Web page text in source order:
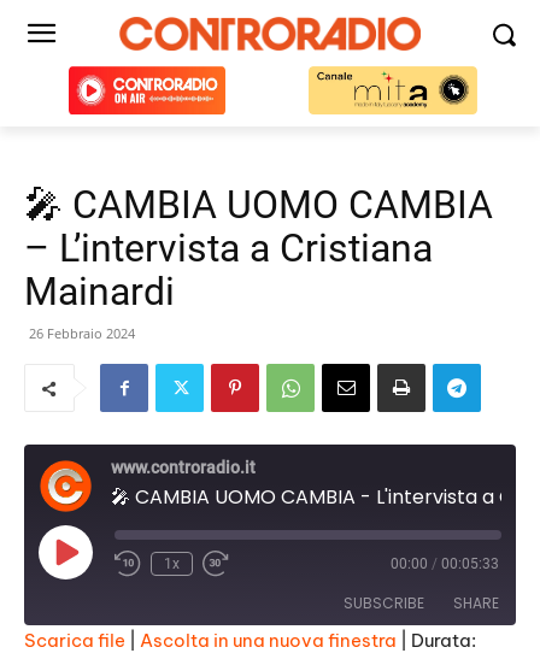
🎤 CAMBIA UOMO CAMBIA
– L’intervista a Cristiana
Mainardi
26 Febbraio 2024
www.controradio.it
Play
Episode
1x 00:00 / 00:05:33
SUBSCRIBE SHARE
Scarica file Ascolta in una nuova finestra
Durata: